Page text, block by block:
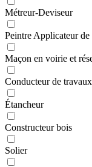
Métreur-Deviseur
Peintre Applicateur
Maçon en voirie et
Conducteur de travaux
Étancheur
Constructeur bois
Solier